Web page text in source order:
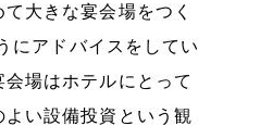
大きな宴会場をつく
にアドバイスをしてい
会場はホテルにとって
よい設備投資という観